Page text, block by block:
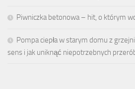
Piwniczka betonowa – hit, o którym
Pompa ciepła w starym domu z
sens i jak uniknąć niepotrzebnych